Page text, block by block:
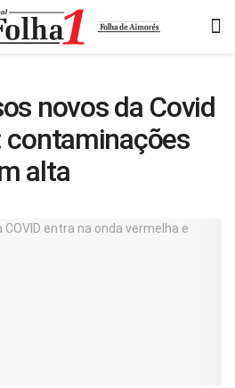
novos da Covid
contaminações
alta